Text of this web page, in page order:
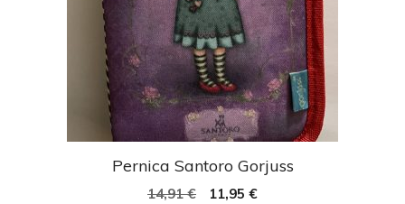
Pernica Santoro Gorjuss
14,91€ 11,95 €